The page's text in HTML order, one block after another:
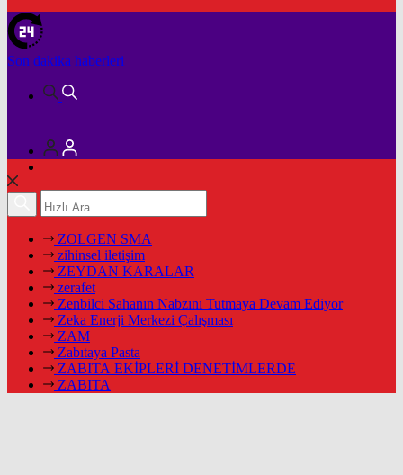
Son dakika haberleri
ZOLGEN SMA
zihinsel iletişim
ZEYDAN KARALAR
zerafet
Zenbilci Sahanın Nabzını Tutmaya Devam Ediyor
Zeka Enerji Merkezi Çalışması
ZAM
Zabıtaya Pasta
ZABITA EKİPLERİ DENETİMLERDE
ZABITA